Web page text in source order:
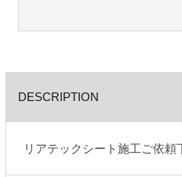
DESCRIPTION
リアテックシート施工ご依頼